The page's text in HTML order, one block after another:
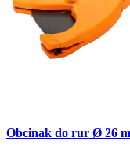
Obcinak do rur Ø 26